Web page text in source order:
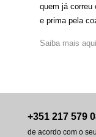
quem já correu
e prima pela
Saiba mais
+351 217 579
de acordo com o